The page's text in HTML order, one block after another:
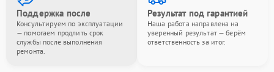
Поддержка после
Консультируем по эксплуатации
— помогаем продлить срок
службы после выполнения
ремонта.
Результат под гарантией
Наша работа направлена на
уверенный результат — берём
ответственность за итог.